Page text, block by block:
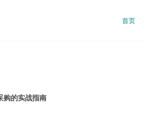
首页
购的实战指南